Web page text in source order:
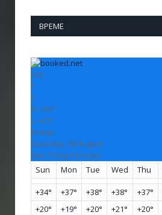
ВРЕМЕ
+32
°
C
H: +33°
L: +21°
Vranje
Saturday, 08 August
See 7-Day Forecast
Sun
Mon Tue Wed Thu
+34° +37° +38° +38° +37°
+20° +19° +20° +21° +20°